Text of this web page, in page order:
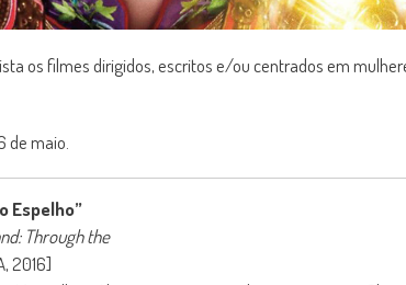
os filmes dirigidos, escritos e/ou centrados em
de maio.
Espelho”
Through the
2016]